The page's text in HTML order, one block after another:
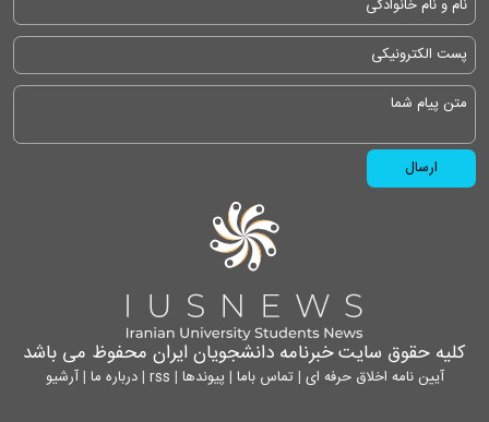
کلیه حقوق سایت خبرنامه دانشجویان ایران محفوظ می باشد
آیین نامه اخلاق حرفه ای | تماس باما | پیوندها |
rss
|درباره ما |آرشیو